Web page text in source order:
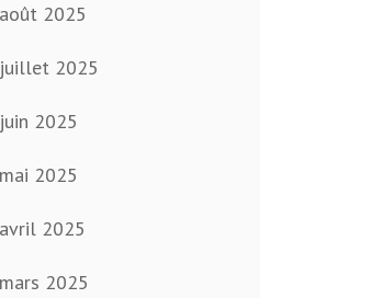
août 2025
juillet 2025
juin 2025
mai 2025
avril 2025
mars 2025